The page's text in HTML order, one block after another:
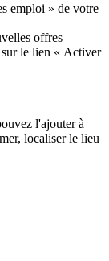
emploi » de votre
offres
le lien « Activer
l'ajouter à
localiser le lieu